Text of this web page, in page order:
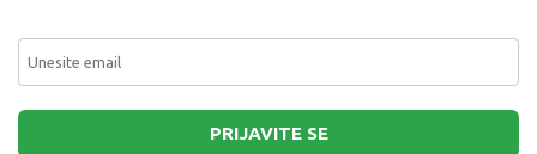
PRIJAVITE SE